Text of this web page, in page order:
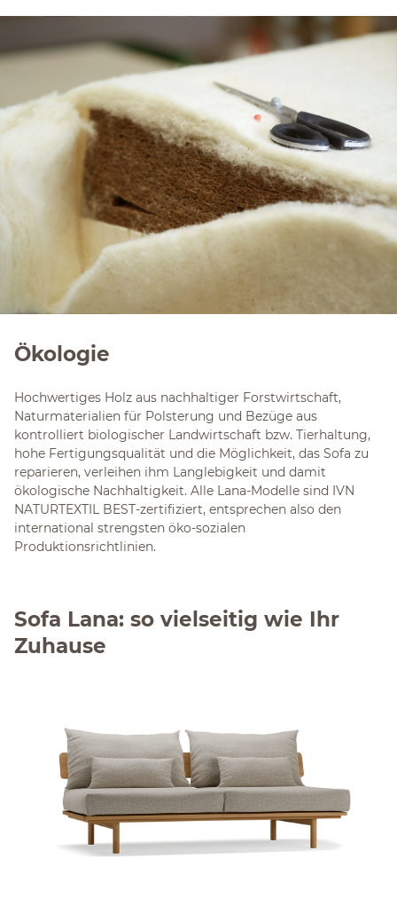
Ökologie
Hochwertiges Holz aus nachhaltiger Forstwirtschaft,
Naturmaterialien für Polsterung und Bezüge aus
kontrolliert biologischer Landwirtschaft bzw. Tierhaltung,
hohe Fertigungsqualität und die Möglichkeit, das Sofa zu
reparieren, verleihen ihm Langlebigkeit und damit
ökologische Nachhaltigkeit. Alle Lana-Modelle sind IVN
NATURTEXTIL BEST-zertifiziert, entsprechen also den
international strengsten öko-sozialen
Produktionsrichtlinien.
Sofa Lana: so vielseitig wie Ihr
Zuhause